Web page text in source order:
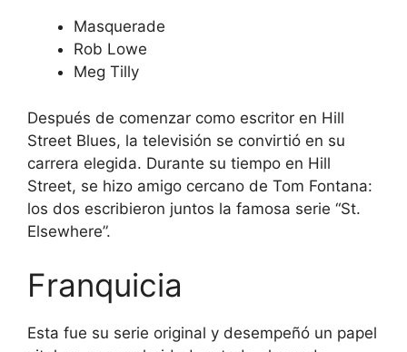
Masquerade
Rob Lowe
Meg Tilly
Después de comenzar como escritor en Hill
Street Blues, la televisión se convirtió en su
carrera elegida. Durante su tiempo en Hill
Street, se hizo amigo cercano de Tom Fontana:
los dos escribieron juntos la famosa serie “St.
Elsewhere”.
Franquicia
Esta fue su serie original y desempeñó un papel